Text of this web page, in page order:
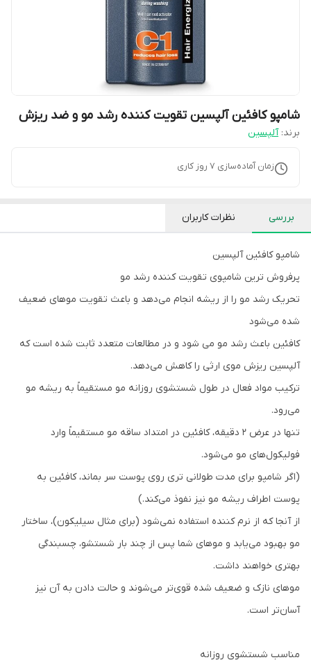
شامپو کافئین آلپسین تقویت کننده رشد مو و ضد ریزش
برند: آلپسین
زمان آماده‌سازی 7 روز کاری
بررسی نظرات کاربران
شامپو کافئین آلپسین
پرفروش ترین شامپوی تقویت کننده رشد مو
تحریک رشد مو را از ریشه انجام می‌دهد و باعث تقویت موهای ضعیف
شده می‌شود
کافئین باعث رشد مو می شود و در مطالعات متعدد ثابت شده است که
آلپسین ریزش موی ارثی را کاهش می‌دهد.
ترکیب مواد فعال در طول شستشوی روزانه مو مستقیماً به ریشه مو
می‌رود.
تنها در عرض 2 دقیقه، کافئین در امتداد ساقه مو مستقیماً وارد
فولیکول‌های مو می‌شود.
(اگر شامپو برای مدت طولانی تری روی پوست سر بماند، کافئین به
پوست اطراف ریشه مو نیز نفوذ می‌کند.)
از آنجا که از نرم کننده استفاده نمی‌شود (برای مثال سیلیکون)، ساختار
مو بهبود می‌یابد و موهای شما پس از چند بار شستشو، چسبندگی
بهتری خواهند داشت.
موهای نازک و ضعیف شده قوی‌تر می‌شوند و حالت دادن به آن نیز
آسان‌تر است.
مناسب شستشوی روزانه